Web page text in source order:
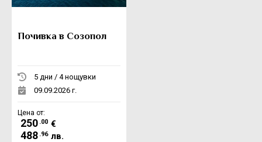
Почивка в Созопол
5 дни / 4 нощувки
09.09.2026 г.
Цена от:
250 .00 €
488 .96 лв.